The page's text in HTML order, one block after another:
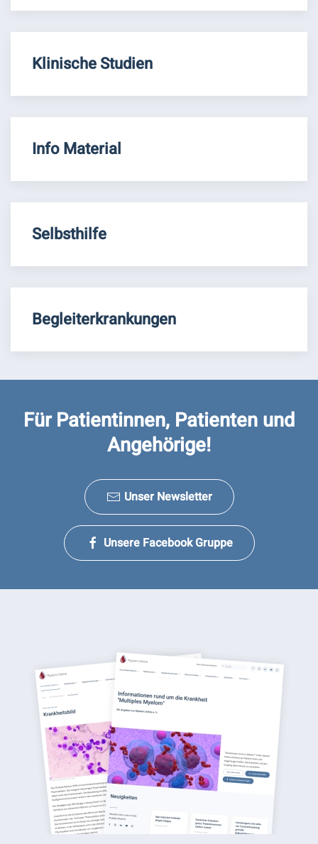
Klinische Studien
Info Material
Selbsthilfe
Begleiterkrankungen
Für Patientinnen, Patienten und
Angehörige!
Unser Newsletter
Unsere Facebook Gruppe